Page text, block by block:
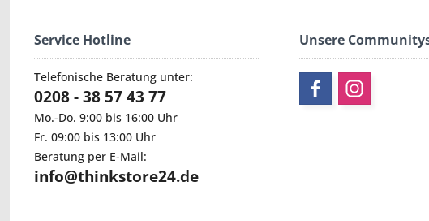
Service Hotline
Telefonische Beratung unter:
0208 - 38 57 43 77
Mo.-Do. 9:00 bis 16:00 Uhr
Fr. 09:00 bis 13:00 Uhr
Beratung per E-Mail:
info@thinkstore24.de
Unsere